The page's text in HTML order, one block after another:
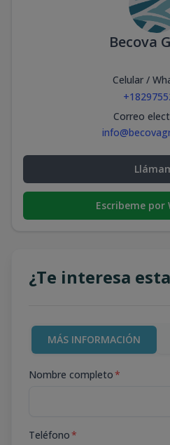
Becova
Celular /
Correo
Escribeme por
¿Te interesa
MÁS INFORMACIÓN
Nombre completo*
Teléfono*